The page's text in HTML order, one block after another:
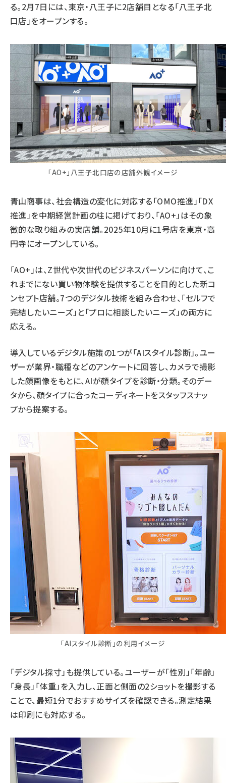
る。2月7日には、東京・八王子に2店舗目となる「八王子北
口店」をオープンする。
「AO+」八王子北口店の店舗外観イメージ
青山商事は、社会構造の変化に対応する「OMO推進」「DX
推進」を中期経営計画の柱に掲げており、「AO+」はその象
徴的な取り組みの実店舗。2025年10月に1号店を東京・高
円寺にオープンしている。
「AO+」は、Z世代や次世代のビジネスパーソンに向けて、こ
れまでにない買い物体験を提供することを目的とした新コ
ンセプト店舗。7つのデジタル技術を組み合わせ、「セルフで
完結したいニーズ」と「プロに相談したいニーズ」の両方に
応える。
導入しているデジタル施策の1つが「AIスタイル診断」。ユー
ザーが業界・職種などのアンケートに回答し、カメラで撮影
した顔画像をもとに、AIが顔タイプを診断・分類。そのデー
タから、顔タイプに合ったコーディネートをスタッフスナッ
プから提案する。
「AIスタイル診断」の利用イメージ
「デジタル採寸」も提供している。ユーザーが「性別」「年齢」
「身長」「体重」を入力し、正面と側面の2ショットを撮影する
ことで、最短1分でおすすめサイズを確認できる。測定結果
は印刷にも対応する。